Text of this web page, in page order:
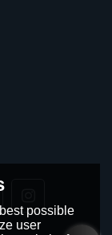
possible
user